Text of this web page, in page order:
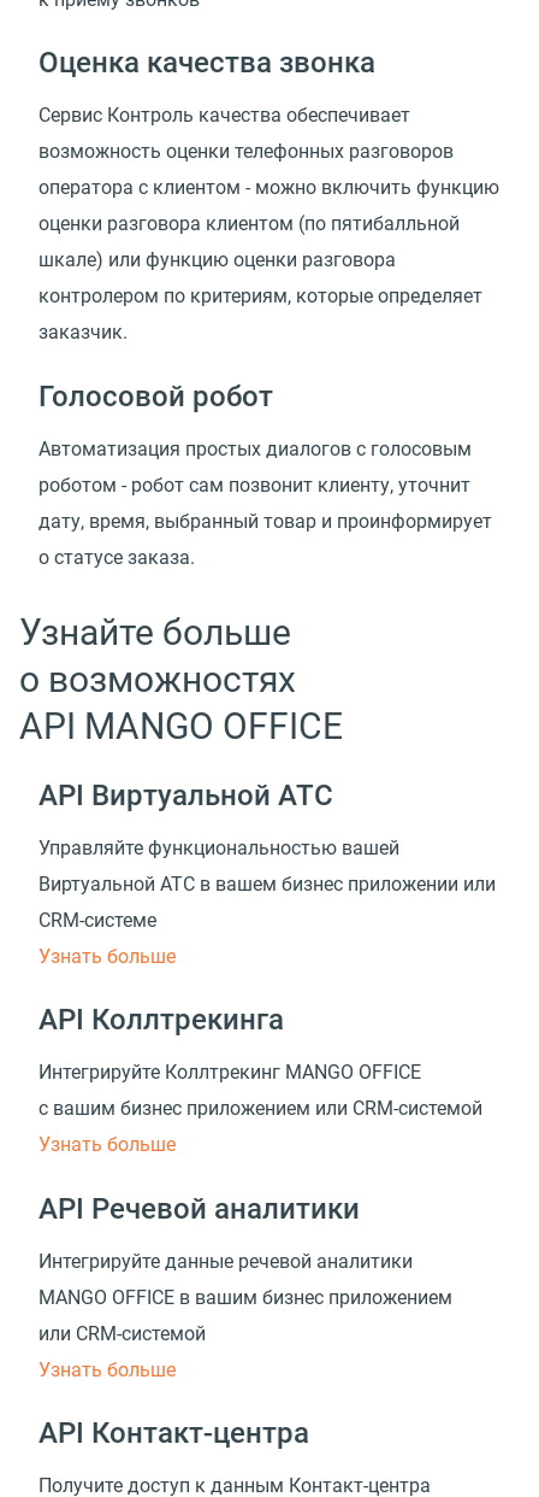
Оценка качества звонка
Сервис Контроль качества обеспечивает
возможность оценки телефонных разговоров
оператора с клиентом - можно включить функцию
оценки разговора клиентом (по пятибалльной
шкале) или функцию оценки разговора
контролером по критериям, которые определяет
заказчик.
Голосовой робот
Автоматизация простых диалогов с голосовым
роботом - робот сам позвонит клиенту, уточнит
дату, время, выбранный товар и проинформирует
о статусе заказа.
Узнайте больше
о возможностях
API MANGO OFFICE
API Виртуальной АТС
Управляйте функциональностью вашей
Виртуальной АТС в вашем бизнес приложении или
CRM-системе
Узнать больше
API Коллтрекинга
Интегрируйте Коллтрекинг MANGO OFFICE
с вашим бизнес приложением или CRM-системой
Узнать больше
API Речевой аналитики
Интегрируйте данные речевой аналитики
MANGO OFFICE в вашим бизнес приложением
или CRM-системой
Узнать больше
API Контакт-центра
Получите доступ к данным Контакт-центра